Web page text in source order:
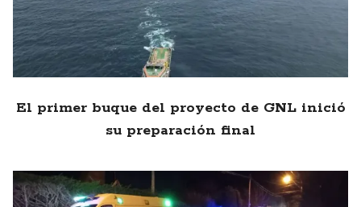
El primer buque del proyecto de GNL inició
su preparación final